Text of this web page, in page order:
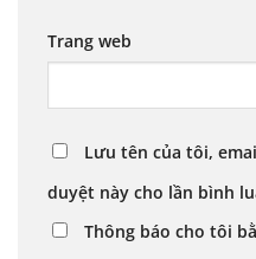
Trang web
Lưu tên của tôi,
duyệt này cho lần bình
Thông báo cho tôi